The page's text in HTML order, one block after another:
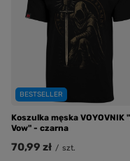
BESTSELLER
Koszulka męska VOYOVNIK
Vow" - czarna
70,99 zł / szt.